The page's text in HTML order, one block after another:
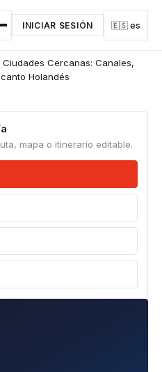
INICIAR SESIÓN 🇪🇸 es
Ciudades Cercanas: Canales,
Holandés
mapa o itinerario editable.